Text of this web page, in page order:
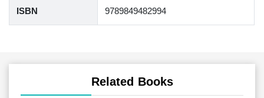
ISBN 9789849482994
Related Books